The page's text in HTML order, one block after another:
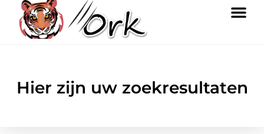
Hier zijn uw zoekresultaten